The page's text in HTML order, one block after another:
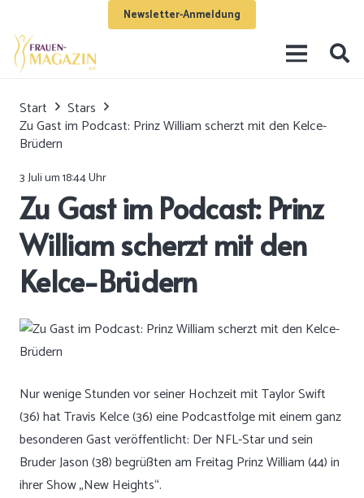
Newsletter-Anmeldung
Start
Stars
Zu Gast im Podcast: Prinz William scherzt mit den Kelce-
Brüdern
3 Juli um 18:44 Uhr
Zu Gast im Podcast: Prinz
William scherzt mit den
Kelce-Brüdern
Nur wenige Stunden vor seiner Hochzeit mit Taylor Swift
(36) hat Travis Kelce (36) eine Podcastfolge mit einem ganz
besonderen Gast veröffentlicht: Der NFL-Star und sein
Bruder Jason (38) begrüßten am Freitag Prinz William (44) in
ihrer Show „New Heights“.